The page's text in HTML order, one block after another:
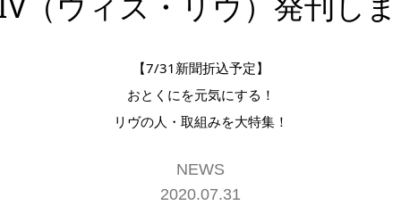
【7/31新聞折込予定】
おとくにを元気にする！
リヴの人・取組みを大特集！
NEWS
2020.07.31